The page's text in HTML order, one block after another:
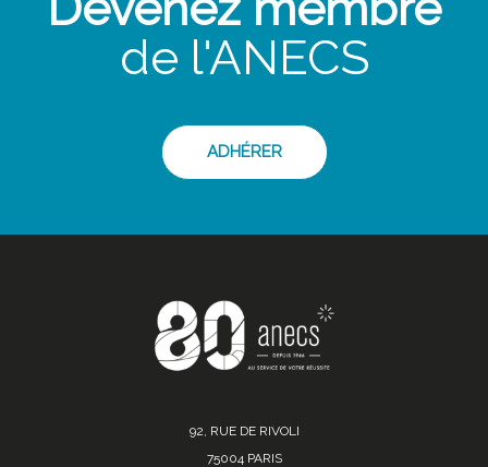
de l'ANECS
ADHÉRER
92, RUE DE RIVOLI
75004 PARIS